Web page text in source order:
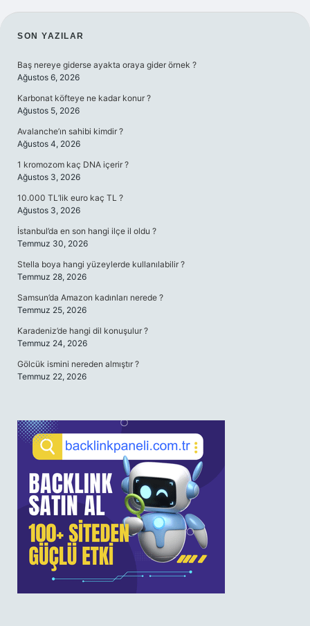
SIDEBAR
SON YAZILAR
Baş nereye giderse ayakta oraya gider örnek ?
Ağustos 6, 2026
Karbonat köfteye ne kadar konur ?
Ağustos 5, 2026
Avalanche’ın sahibi kimdir ?
Ağustos 4, 2026
1 kromozom kaç DNA içerir ?
Ağustos 3, 2026
10.000 TL’lik euro kaç TL ?
Ağustos 3, 2026
İstanbul’da en son hangi ilçe il oldu ?
Temmuz 30, 2026
Stella boya hangi yüzeylerde kullanılabilir ?
Temmuz 28, 2026
Samsun’da Amazon kadınları nerede ?
Temmuz 25, 2026
Karadeniz’de hangi dil konuşulur ?
Temmuz 24, 2026
Gölcük ismini nereden almıştır ?
Temmuz 22, 2026